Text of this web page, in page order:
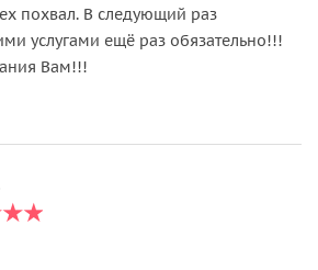
похвал. В следующий раз
услугами ещё раз обязательно!!!
Вам!!!